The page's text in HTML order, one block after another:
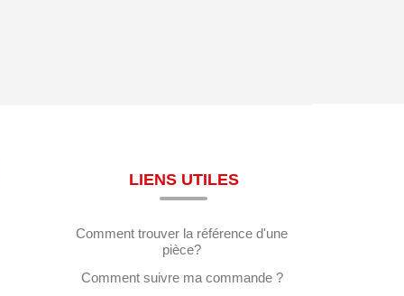
LIENS UTILES
Comment trouver la référence d'une
pièce?
Comment suivre ma commande ?